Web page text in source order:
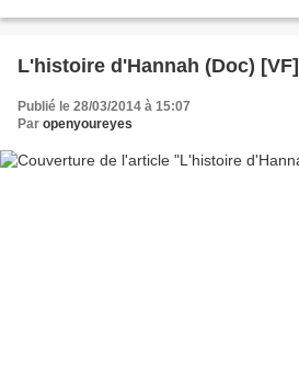
L'histoire d'Hannah (Doc) [VF]
Publié le 28/03/2014 à 15:07
Par openyoureyes